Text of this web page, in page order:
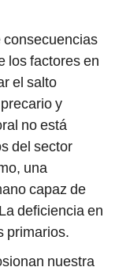
consecuencias
los factores en
el salto
y
no está
del sector
una
capaz de
deficiencia en
primarios.
nuestra